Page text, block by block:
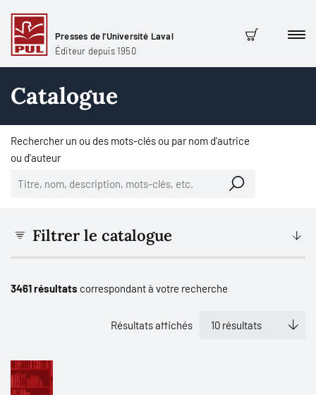
Presses de l'Université Laval
Éditeur depuis 1950
Panier
Catalogue
Rechercher un ou des mots-clés ou par nom d'autrice
ou d'auteur
Filtrer le catalogue
3461 résultats correspondant à votre recherche
Résultats affichés